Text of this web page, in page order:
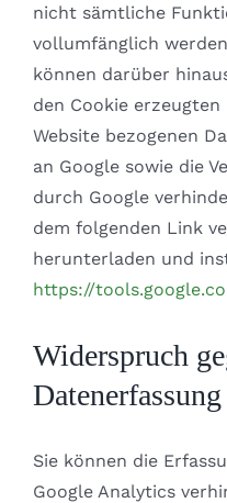
nicht sämtliche
vollumfänglich
können darüber
den Cookie
Website bezogenen
an Google sowie die
durch Google
dem folgenden Link
herunterladen und
https://
Widerspruch
Datenerfassung
Sie können die
Google Analytics